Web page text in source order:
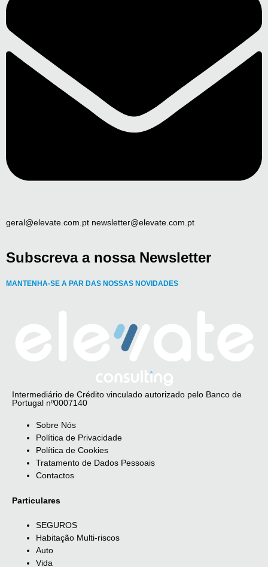
geral@elevate.com.pt newsletter@elevate.com.pt
Subscreva a nossa Newsletter
MANTENHA-SE A PAR DAS NOSSAS NOVIDADES
Intermediário de Crédito vinculado autorizado pelo Banco de
Portugal nº0007140
Sobre Nós
Política de Privacidade
Política de Cookies
Tratamento de Dados Pessoais
Contactos
Particulares
SEGUROS
Habitação Multi-riscos
Auto
Vida